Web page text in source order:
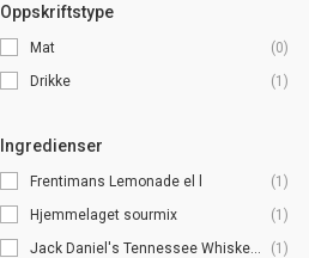
Oppskriftstype
Mat
(0)
Drikke
(1)
Ingredienser
Frentimans Lemonade el l
(1)
Hjemmelaget sourmix
(1)
Jack Daniel's Tennessee Whiske...
(1)